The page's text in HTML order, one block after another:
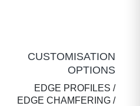
CUSTOMISATION
OPTIONS
EDGE PROFILES /
EDGE CHAMFERING /